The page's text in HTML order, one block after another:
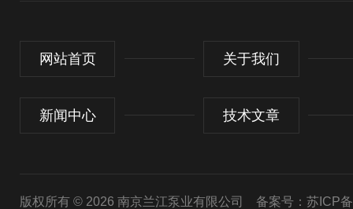
网站首页 关于我们
新闻中心 技术文章
版权所有 © 2026 南京兰江泵业有限公司 备案号：苏ICP